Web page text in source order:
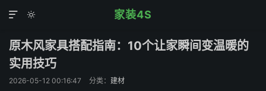
家装4S


原木风家具搭配指南：10个让家瞬间变温暖的
实用技巧
2026-05-12 00:16:47 分类： 建材